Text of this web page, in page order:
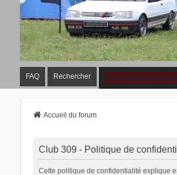
FAQ Rechercher
Accueil du forum
Club 309 - Politique de
Cette politique de confidentialité explique